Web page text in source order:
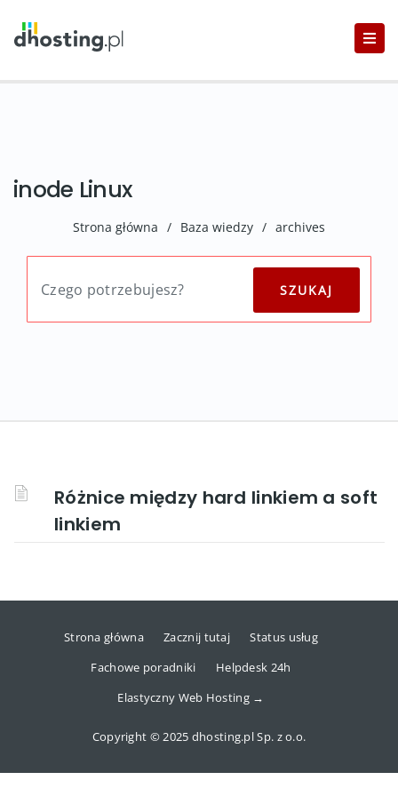
inode Linux
Strona główna / Baza wiedzy / archives
Różnice między hard linkiem a soft
linkiem
Strona główna Zacznij tutaj
Status usług
Fachowe poradniki
Helpdesk 24h
Elastyczny Web Hosting →
Copyright © 2025 dhosting.pl Sp. z o.o.